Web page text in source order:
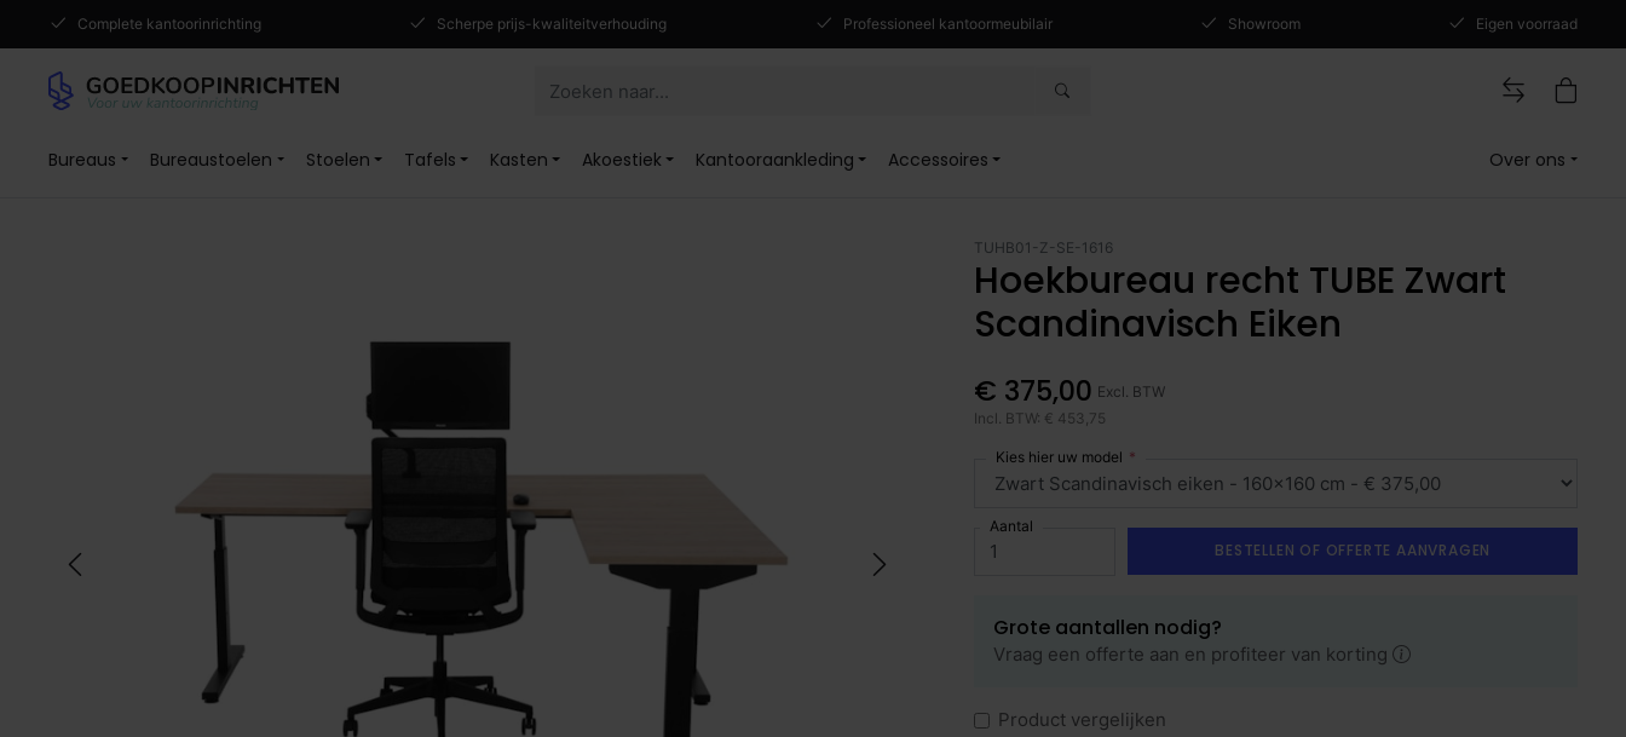
Complete kantoorinrichting Scherpe prijs-kwaliteitverhouding Professioneel kantoormeubilair Showroom Eigen voorraad
Bureaus Bureaustoelen Stoelen Tafels Kasten Akoestiek Kantooraankleding Accessoires Over ons
TUHB01-Z-SE-1616
Hoekbureau recht TUBE Zwart
Scandinavisch Eiken
€ 375,00 Excl. BTW
Incl. BTW: € 453,75
Kies hier uw model
Aantal
BESTELLEN OF OFFERTE AANVRAGEN
Grote aantallen nodig?
Vraag een offerte aan en profiteer van korting
Product vergelijken